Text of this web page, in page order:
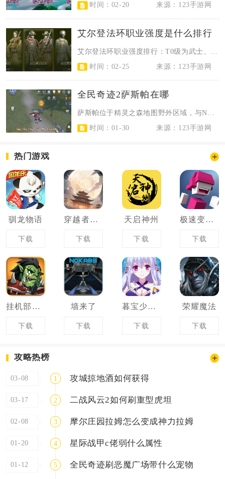
时间：02-20
来源：123手游网
艾尔登法环职业强度是什么排行
时间：02-25
来源：123手游网
全民奇迹2萨斯帕在哪
时间：01-30
来源：123手游网
热门游戏
驯龙物语
下载
穿越者系统模拟
下载
天启神州
下载
极速变色龙
下载
挂机部落崛起
下载
墙来了
下载
暮宝少年御妖录
下载
荣耀魔法
下载
攻略热榜
03-08 1 攻城掠地酒如何获得
03-17 2 二战风云2如何刷重型虎坦
02-08 3 摩尔庄园拉姆怎么变成神力拉姆
01-20 4 星际战甲c佬弱什么属性
01-12 5 全民奇迹刷恶魔广场带什么宠物